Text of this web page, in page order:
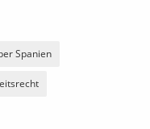
Spanien